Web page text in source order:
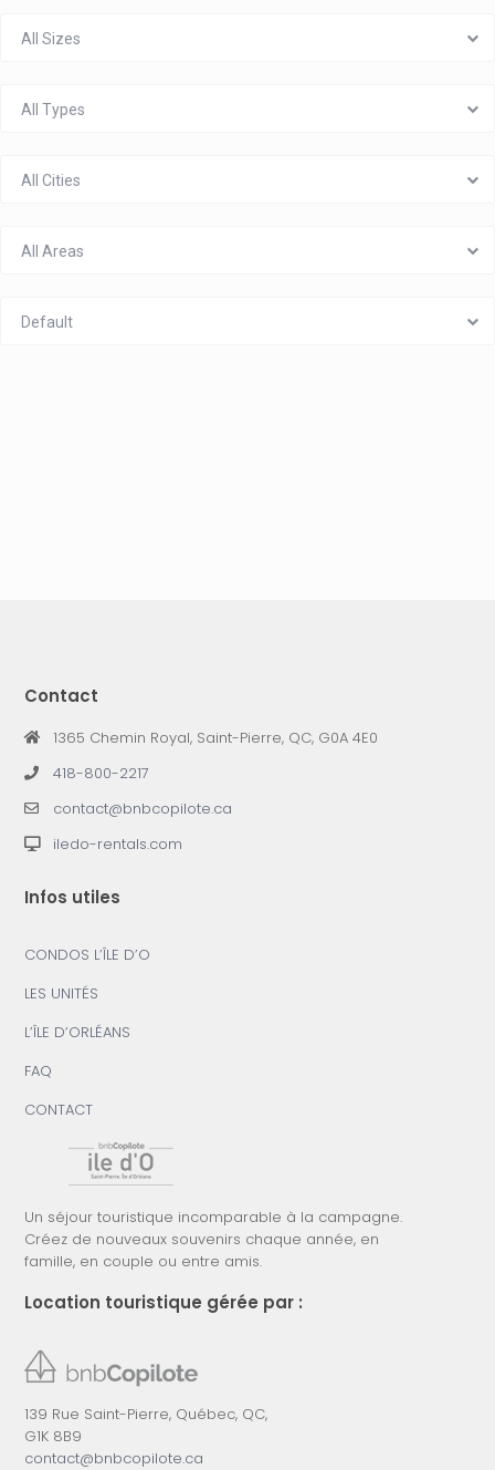
All Sizes
All Types
All Cities
All Areas
Default
Contact
1365 Chemin Royal, Saint-Pierre, QC, G0A 4E0
418-800-2217
contact@bnbcopilote.ca
iledo-rentals.com
Infos utiles
CONDOS L’ÎLE D’O
LES UNITÉS
L’ÎLE D’ORLÉANS
FAQ
CONTACT
Un séjour touristique incomparable à la campagne.
Créez de nouveaux souvenirs chaque année, en
famille, en couple ou entre amis.
Location touristique gérée par :
139 Rue Saint-Pierre, Québec, QC,
G1K 8B9
contact@bnbcopilote.ca